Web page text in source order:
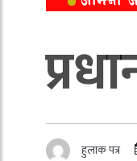
हुलाक पत्र